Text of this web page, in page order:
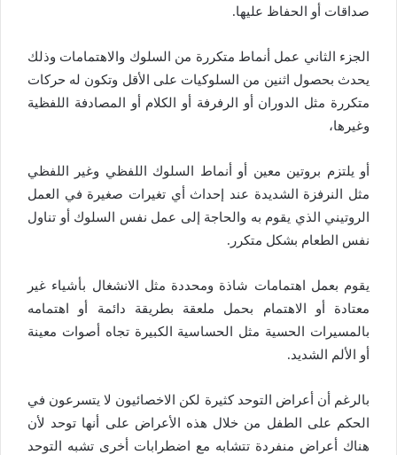
صداقات أو الحفاظ عليها.
الجزء الثاني عمل أنماط متكررة من السلوك والاهتمامات وذلك
يحدث بحصول اثنين من السلوكيات على الأقل وتكون له حركات
متكررة مثل الدوران أو الرفرفة أو الكلام أو المصادفة اللفظية
وغيرها،
أو يلتزم بروتين معين أو أنماط السلوك اللفظي وغير اللفظي
مثل النرفزة الشديدة عند إحداث أي تغيرات صغيرة في العمل
الروتيني الذي يقوم به والحاجة إلى عمل نفس السلوك أو تناول
نفس الطعام بشكل متكرر.
يقوم بعمل اهتمامات شاذة ومحددة مثل الانشغال بأشياء غير
معتادة أو الاهتمام بحمل ملعقة بطريقة دائمة أو اهتمامه
بالمسيرات الحسية مثل الحساسية الكبيرة تجاه أصوات معينة
أو الألم الشديد.
بالرغم أن أعراض التوحد كثيرة لكن الاخصائيون لا يتسرعون في
الحكم على الطفل من خلال هذه الأعراض على أنها توحد لأن
هناك أعراض منفردة تتشابه مع اضطرابات أخرى تشبه التوحد